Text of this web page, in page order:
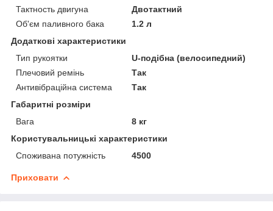
Тактность двигуна
Двотактний
Об'єм паливного бака
1.2 л
Додаткові характеристики
Тип рукоятки
U-подібна (велосипедний)
Плечовий ремінь
Так
Антивібраційна система
Так
Габаритні розміри
Вага
8 кг
Користувальницькі характеристики
Споживана потужність
4500
Приховати